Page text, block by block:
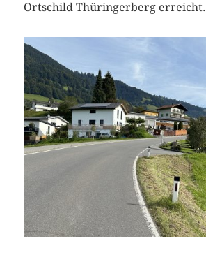
Ortschild Thüringerberg erreicht.